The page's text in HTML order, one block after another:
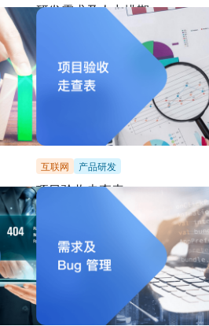
掌控项目进度、
研发需求及人力排期
记录研发需求和对应人力投入，更好规
观的查看待修复
互联网 产品研发
项目验收走查表
根据业务流程走查，避免遗漏，改正问
高质量的交付结果